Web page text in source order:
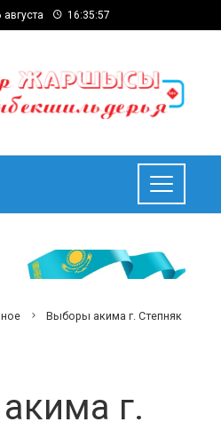
августа 16:35:58
Выборы акима г. Степняк
г.